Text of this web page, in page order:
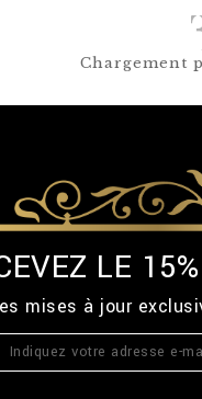
Chargement
LE
mises à jour